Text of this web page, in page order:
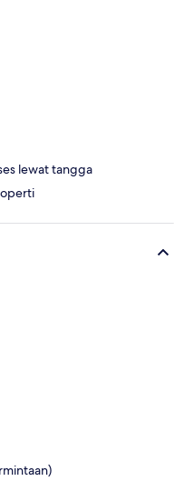
lewat tangga